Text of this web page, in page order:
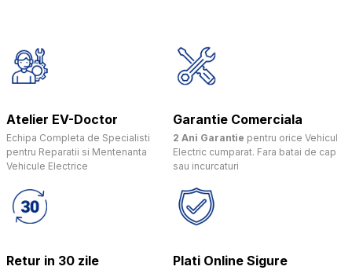
Atelier EV-Doctor
Echipa Completa de Specialisti
pentru Reparatii si Mentenanta
Vehicule Electrice
Garantie Comerciala
2 Ani Garantie pentru orice Vehicul
Electric cumparat. Fara batai de cap
sau incurcaturi
Retur in 30 zile Plati Online Sigure